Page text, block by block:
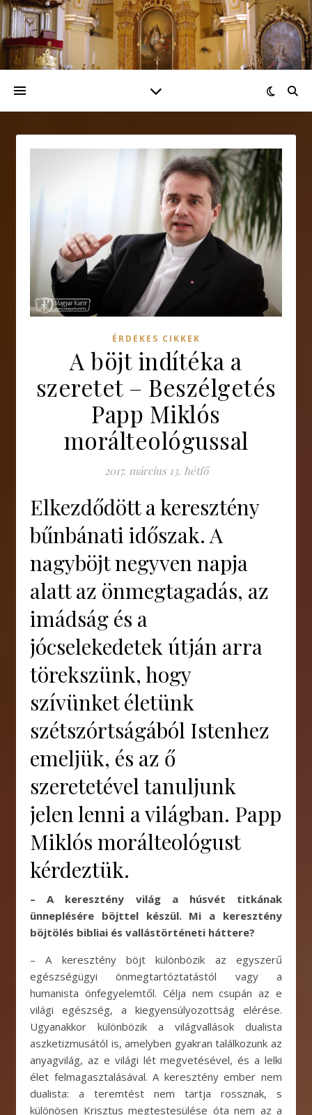
ÉRDEKES CIKKEK
A böjt indítéka a
szeretet – Beszélgetés
Papp Miklós
morálteológussal
2017. március 13. hétfő
Elkezdődött a keresztény
bűnbánati időszak. A
nagyböjt negyven napja
alatt az önmegtagadás, az
imádság és a
jócselekedetek útján arra
törekszünk, hogy
szívünket életünk
szétszórtságából Istenhez
emeljük, és az ő
szeretetével tanuljunk
jelen lenni a világban. Papp
Miklós morálteológust
kérdeztük.
– A keresztény világ a húsvét titkának
ünneplésére böjttel készül. Mi a keresztény
böjtölés bibliai és vallástörténeti háttere?
– A keresztény böjt különbözik az egyszerű
egészségügyi önmegtartóztatástól vagy a
humanista önfegyelemtől. Célja nem csupán az e
világi egészség, a kiegyensúlyozottság elérése.
Ugyanakkor különbözik a világvallások dualista
aszketizmusától is, amelyben gyakran találkozunk az
anyagvilág, az e világi lét megvetésével, és a lelki
élet felmagasztalásával. A keresztény ember nem
dualista: a teremtést nem tartja rossznak, s
különösen Krisztus megtestesülése óta nem az a